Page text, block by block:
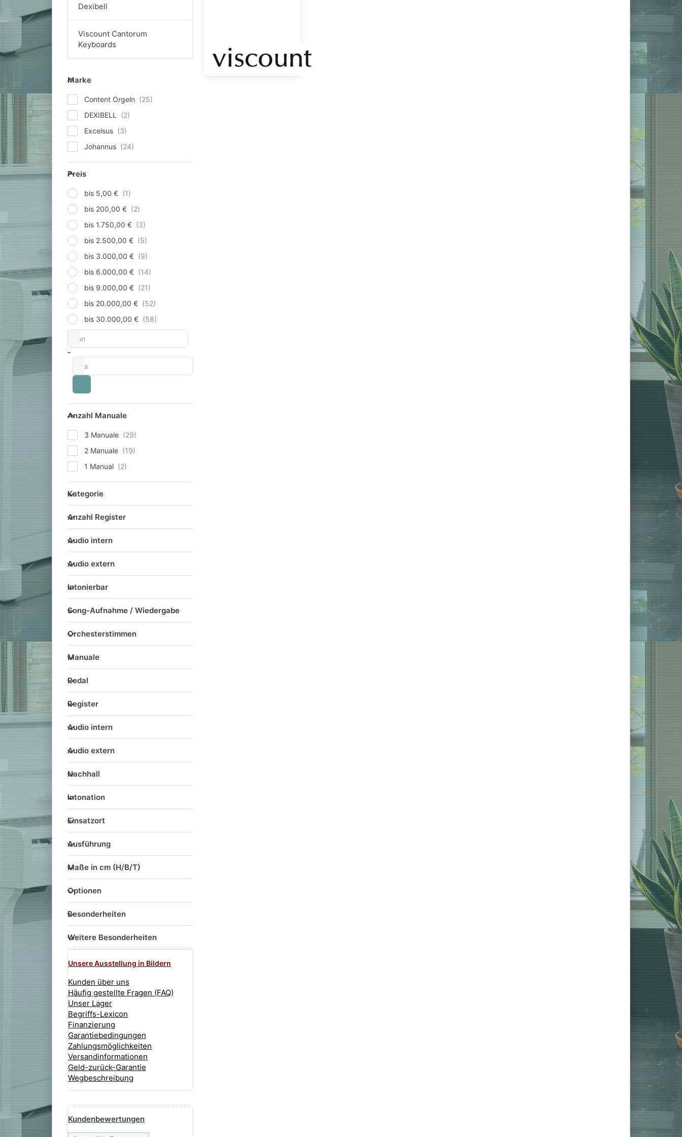
Dexibell
Viscount Cantorum
Keyboards
Marke
Marke
Content Orgeln
DEXIBELL
Excelsus
Johannus
Preis
Preis
bis 5,00 €
bis 200,00 €
bis 1.750,00 €
bis 2.500,00 €
bis 3.000,00 €
bis 6.000,00 €
bis 9.000,00 €
bis 20.000,00 €
bis 30.000,00 €
Preisspanne
-
Anzahl Manuale
Anzahl Manuale
3 Manuale
2 Manuale
1 Manual
Kategorie
Kategorie
Anzahl Register
Anzahl Register
Audio intern
Audio intern
Audio extern
Audio extern
Intonierbar
Intonierbar
Song-Aufnahme / Wiedergabe
Song-Aufnahme / Wiedergabe
Orchesterstimmen
Orchesterstimmen
Manuale
Manuale
Pedal
Pedal
Register
Register
Audio intern
Audio intern
Audio extern
Audio extern
Nachhall
Nachhall
Intonation
Intonation
Einsatzort
Einsatzort
Ausführung
Ausführung
Maße in cm (H/B/T)
Maße in cm (H/B/T)
Optionen
Optionen
Besonderheiten
Besonderheiten
Weitere Besonderheiten
Weitere Besonderheiten
Unsere Ausstellung in Bildern
Kunden über uns
Häufig gestellte Fragen (FAQ)
Unser Lager
Begriffs-Lexicon
Finanzierung
Garantiebedingungen
Zahlungsmöglichkeiten
Versandinformationen
Geld-zurück-Garantie
Wegbeschreibung
Yamaha Digitalpiano
Yamaha CLP-895 GP
Yamaha CLP-885
Kundenbewertungen
Viscount Cantorum
Keyboards